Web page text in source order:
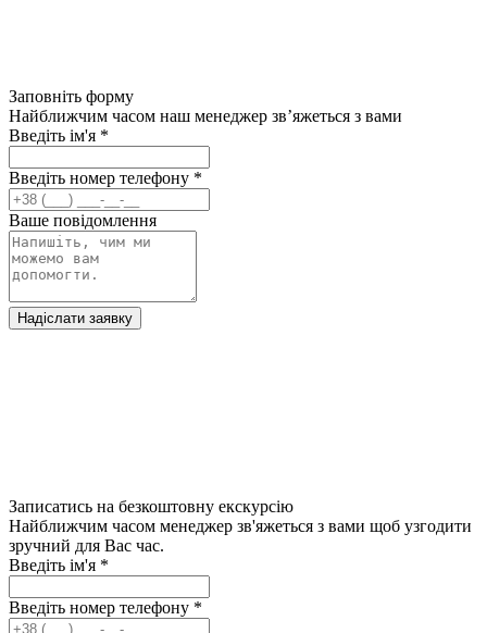
Заповніть форму
Найближчим часом наш менеджер зв’яжеться з вами
Введіть ім'я *
Введіть номер телефону *
Ваше повідомлення
Надіслати заявку
Записатись на безкоштовну екскурсію
Найближчим часом менеджер зв'яжеться з вами щоб узгодити
зручний для Вас час.
Введіть ім'я *
Введіть номер телефону *